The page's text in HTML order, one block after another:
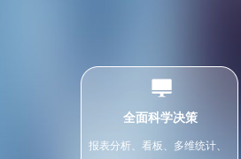
全面科学决策
报表分析、看板、多维统计、